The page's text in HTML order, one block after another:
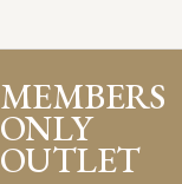
MEMBERS
ONLY
OUTLET